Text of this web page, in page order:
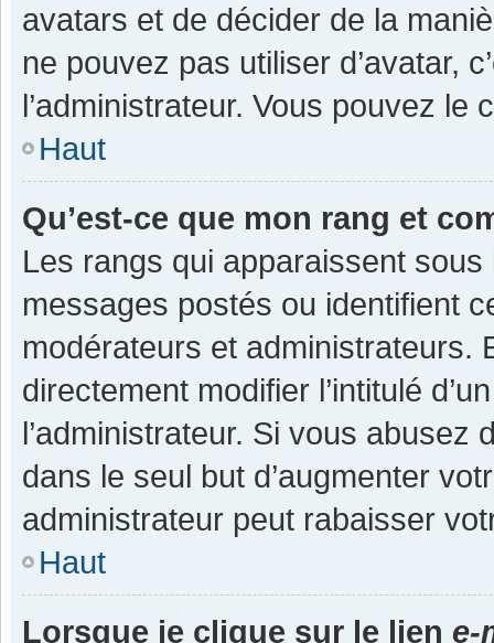
avatars et de décider de la
ne pouvez pas utiliser d’avatar,
l’administrateur. Vous pouvez
Haut
Qu’est-ce que mon rang et
Les rangs qui apparaissent
messages postés ou identifient
modérateurs et administrateurs.
directement modifier l’intitulé
l’administrateur. Si vous
dans le seul but d’augmenter
administrateur peut rabaisser
Haut
Lorsque je clique sur le lien e-